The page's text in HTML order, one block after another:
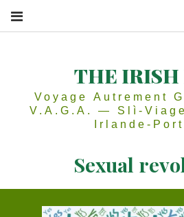
THE IRISH
Voyage Autrement
V.A.G.A. — Slì-
Irlande-
Sexual